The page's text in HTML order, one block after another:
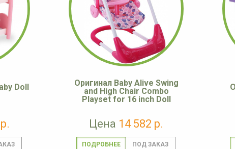
Doll
Оригинал Baby Alive Swing
and High Chair Combo
Playset for 16 inch Doll
Цена 14 582 р.
ПОДРОБНЕЕ